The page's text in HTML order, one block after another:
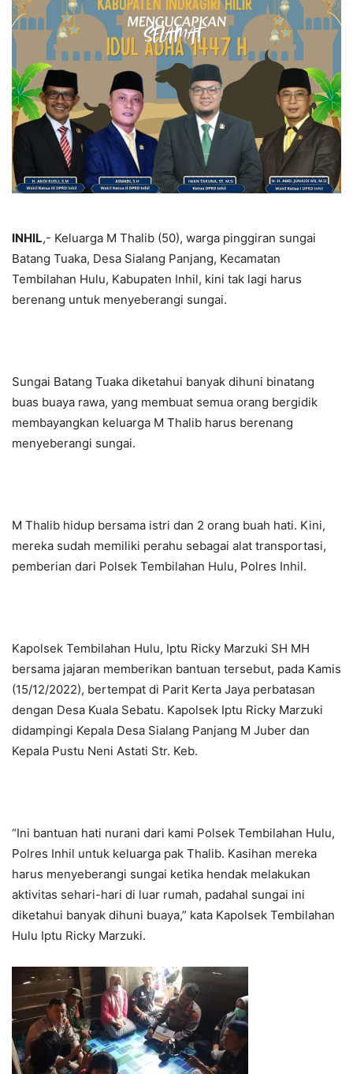
INHIL,- Keluarga M Thalib (50), warga pinggiran sungai
Batang Tuaka, Desa Sialang Panjang, Kecamatan
Tembilahan Hulu, Kabupaten Inhil, kini tak lagi harus
berenang untuk menyeberangi sungai.
Sungai Batang Tuaka diketahui banyak dihuni binatang
buas buaya rawa, yang membuat semua orang bergidik
membayangkan keluarga M Thalib harus berenang
menyeberangi sungai.
M Thalib hidup bersama istri dan 2 orang buah hati. Kini,
mereka sudah memiliki perahu sebagai alat transportasi,
pemberian dari Polsek Tembilahan Hulu, Polres Inhil.
Kapolsek Tembilahan Hulu, Iptu Ricky Marzuki SH MH
bersama jajaran memberikan bantuan tersebut, pada Kamis
(15/12/2022), bertempat di Parit Kerta Jaya perbatasan
dengan Desa Kuala Sebatu. Kapolsek Iptu Ricky Marzuki
didampingi Kepala Desa Sialang Panjang M Juber dan
Kepala Pustu Neni Astati Str. Keb.
“Ini bantuan hati nurani dari kami Polsek Tembilahan Hulu,
Polres Inhil untuk keluarga pak Thalib. Kasihan mereka
harus menyeberangi sungai ketika hendak melakukan
aktivitas sehari-hari di luar rumah, padahal sungai ini
diketahui banyak dihuni buaya,” kata Kapolsek Tembilahan
Hulu Iptu Ricky Marzuki.